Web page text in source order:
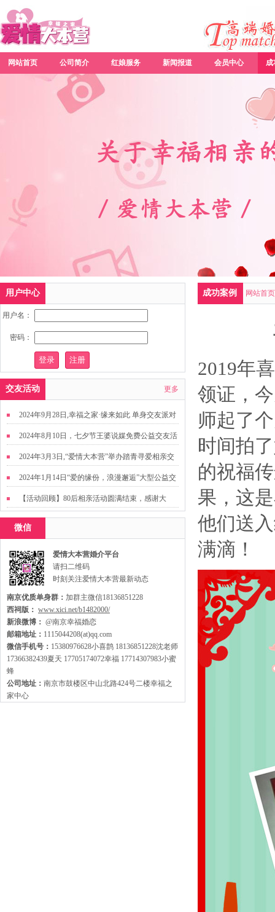
网站首页 公司简介 红娘服务 新闻报道 会员中心 成
成功案例 网站首页
2019年
领证，
师起了
时间拍
的祝福
果，这
他们送
满滴！
用户中心
用户名：
密码：
交友活动 更多
2024年9月28日,幸福之家·缘来如此 单身交友派对
2024年8月10日，七夕节王婆说媒免费公益交友活
动
2024年3月3日,“爱情大本营”举办踏青寻爱相亲交
友活动
2024年1月14日“爱的缘份，浪漫邂逅”大型公益交
友活动
【活动回顾】80后相亲活动圆满结束，感谢大
家，走出来才有机会扩大缘分哦~
微信
爱情大本营婚介平台
请扫二维码
时刻关注爱情大本营最新动态
南京优质单身群： 加群主微信18136851228
西祠版： www.xici.net/b1482000/
新浪微博： @南京幸福婚恋
邮箱地址： 1115044208(at)qq.com
微信手机号： 15380976628小喜鹊 18136851228沈老师
17366382439夏天 17705174072幸福 17714307983小蜜
蜂
公司地址： 南京市鼓楼区中山北路424号二楼幸福之
家中心